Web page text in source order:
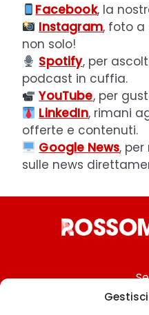
Facebook, la
Instagram, foto a
non solo!
Spotify, per
podcast in cuffia.
YouTube, per
LinkedIn, rimani
offerte e contenuti.
Google News,
sulle news